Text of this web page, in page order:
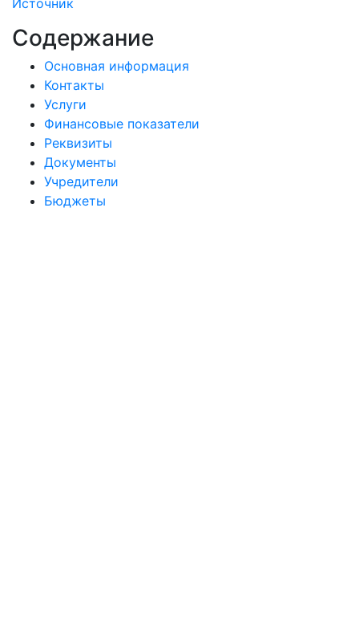
Источник
Содержание
Основная информация
Контакты
Услуги
Финансовые показатели
Реквизиты
Документы
Учредители
Бюджеты